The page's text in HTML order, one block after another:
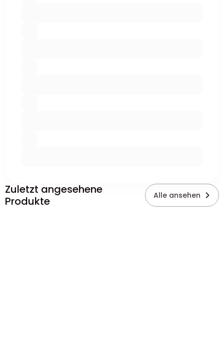
Zuletzt angesehene
Produkte
Alle ansehen